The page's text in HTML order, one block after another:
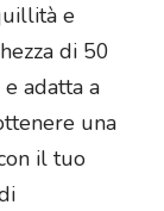
e
di 50
adatta a
una
il tuo